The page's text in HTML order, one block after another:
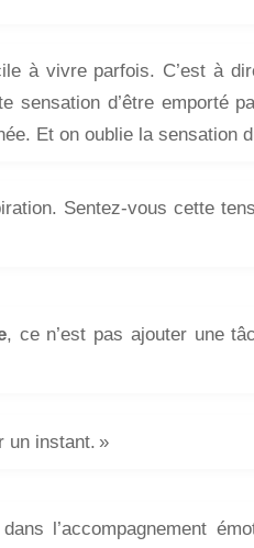
à vivre parfois. C’est à
sensation d’être emporté
Et on oublie la sensation
Sentez-vous cette
, ce n’est pas ajouter une
un instant. »
l’accompagnement